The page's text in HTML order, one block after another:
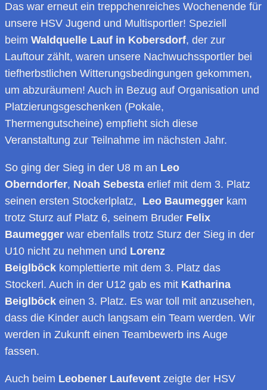
Das war erneut ein treppchenreiches Wochenende für
unsere HSV Jugend und Multisportler! Speziell
beim Waldquelle Lauf in Kobersdorf, der zur
Lauftour zählt, waren unsere Nachwuchssportler bei
tiefherbstlichen Witterungsbedingungen gekommen,
um abzuräumen! Auch in Bezug auf Organisation und
Platzierungsgeschenken (Pokale,
Thermengutscheine) empfieht sich diese
Veranstaltung zur Teilnahme im nächsten Jahr.
So ging der Sieg in der U8 m an Leo
Oberndorfer, Noah Sebesta erlief mit dem 3. Platz
seinen ersten Stockerlplatz, Leo Baumegger kam
trotz Sturz auf Platz 6, seinem Bruder Felix
Baumegger war ebenfalls trotz Sturz der Sieg in der
U10 nicht zu nehmen und Lorenz
Beiglböck komplettierte mit dem 3. Platz das
Stockerl. Auch in der U12 gab es mit Katharina
Beiglböck einen 3. Platz. Es war toll mit anzusehen,
dass die Kinder auch langsam ein Team werden. Wir
werden in Zukunft einen Teambewerb ins Auge
fassen.
Auch beim Leobener Laufevent zeigte der HSV